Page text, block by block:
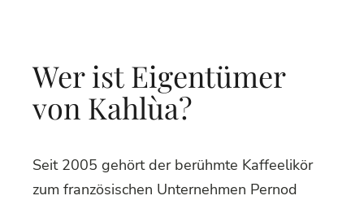
Wer ist Eigentümer
von Kahlùa?
Seit 2005 gehört der berühmte Kaffeelikör
zum französischen Unternehmen Pernod